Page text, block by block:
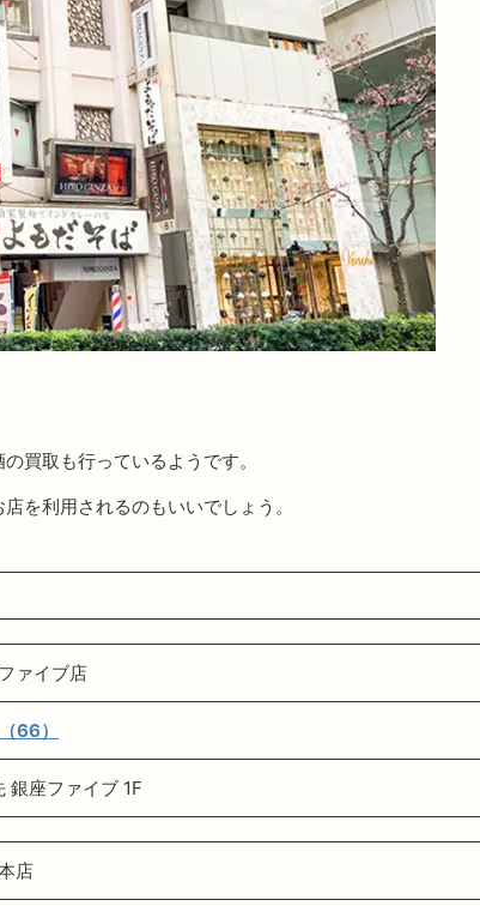
買取も行っているようです。
を利用されるのもいいでしょう。
ァイブ店
（66）
銀座ファイブ 1F
店